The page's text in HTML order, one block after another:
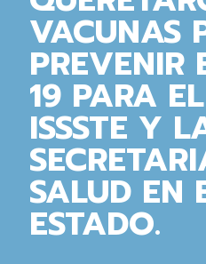
VACUNAS
PREVENIR
19 PARA
ISSSTE Y
SALUD EN
ESTADO.